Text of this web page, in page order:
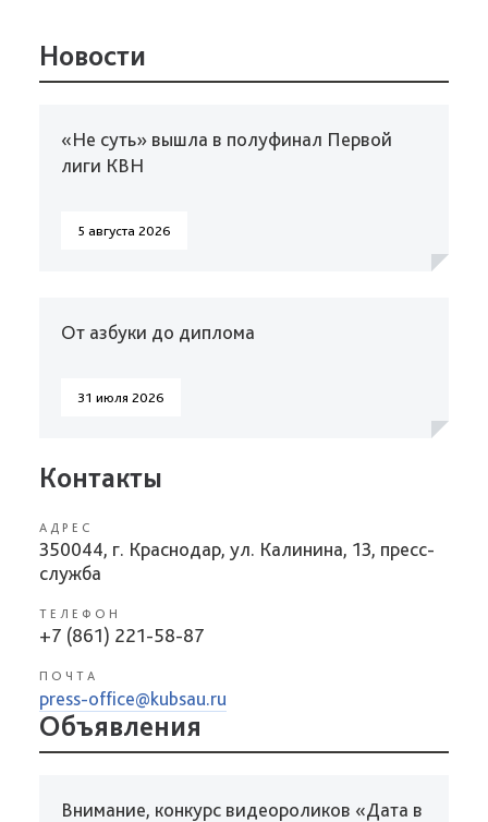
Новости
«Не суть» вышла в полуфинал Первой
лиги КВН
5 августа 2026
От азбуки до диплома
31 июля 2026
Контакты
АДРЕС
350044, г. Краснодар, ул. Калинина, 13, пресс-
служба
ТЕЛЕФОН
+7 (861) 221-58-87
ПОЧТА
press-office@kubsau.ru
Объявления
Внимание, конкурс видеороликов «Дата в